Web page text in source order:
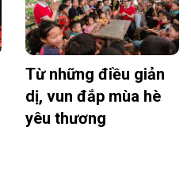
Từ những điều giản
dị, vun đắp mùa hè
yêu thương